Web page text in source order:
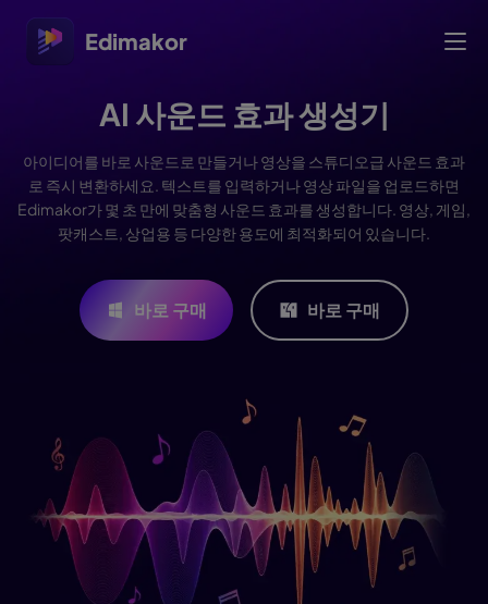
Edimakor
AI 사운드 효과 생성기
아이디어를 바로 사운드로 만들거나 영상을 스튜디오급 사운드 효과
로 즉시 변환하세요. 텍스트를 입력하거나 영상 파일을 업로드하면
Edimakor가 몇 초 만에 맞춤형 사운드 효과를 생성합니다. 영상, 게임,
팟캐스트, 상업용 등 다양한 용도에 최적화되어 있습니다.
바로 구매 바로 구매